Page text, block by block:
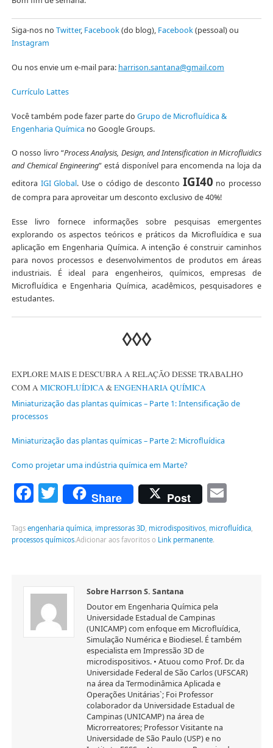
Siga-nos no Twitter, Facebook(do blog), Facebook(pessoal) ou
Instagram
Ou nos envie um e-mail para: harrison.santana@gmail.com
Currículo Lattes
Você também pode fazer parte do Grupo de Microfluídica &
Engenharia Química no Google Groups.
O nosso livro “Process Analysis, Design, and Intensification in Microfluidics
and Chemical Engineering” está disponível para encomenda na loja da
editora IGI Global. Use o código de desconto IGI40 no processo
de compra para aproveitar um desconto exclusivo de 40%!
Esse livro fornece informações sobre pesquisas emergentes
explorando os aspectos teóricos e práticos da Microfluídica e sua
aplicação em Engenharia Química. A intenção é construir caminhos
para novos processos e desenvolvimentos de produtos em áreas
industriais. É ideal para engenheiros, químicos, empresas de
Microfluídica e Engenharia Química, acadêmicos, pesquisadores e
estudantes.
◊◊◊
EXPLORE MAIS E DESCUBRA A RELAÇÃO DESSE TRABALHO
COM A MICROFLUÍDICA&ENGENHARIA QUÍMICA
Miniaturização das plantas químicas – Parte 1: Intensificação de
processos
Miniaturização das plantas químicas – Parte 2: Microfluídica
Como projetar uma indústria química em Marte?
Facebook
Twitter
Share Post
Tags engenharia química, impressoras 3D, microdispositivos, microfluídica,
processos químicos.Adicionar aos favoritos o Link permanente.
Sobre Harrson S. Santana
Doutor em Engenharia Química pela
Universidade Estadual de Campinas
(UNICAMP) com enfoque em Microfluídica,
Simulação Numérica e Biodiesel. É também
especialista em Impressão 3D de
microdispositivos. • Atuou como Prof. Dr. da
Universidade Federal de São Carlos (UFSCAR)
na área da Termodinâmica Aplicada e
Operações Unitárias`; Foi Professor
colaborador da Universidade Estadual de
Campinas (UNICAMP) na área de
Microrreatores; Professor Visitante na
Universidade de São Paulo (USP) e no